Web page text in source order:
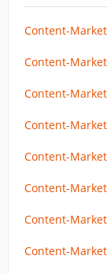
Content-
Content-
Content-
Content-
Content-
Content-
Content-
Content-